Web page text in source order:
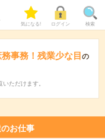
気になる! ログイン 検索
事務！残業少な目の
いただけます。
お仕事